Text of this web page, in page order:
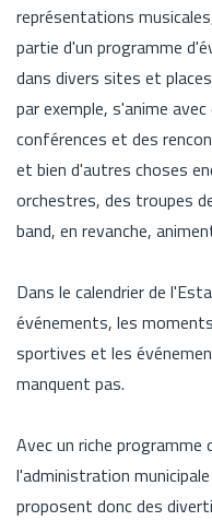
représentations
partie d'un programme
dans divers sites et
par exemple, s'anime
conférences et des
et bien d'autres choses
orchestres, des troupes
band, en revanche,
Dans le calendrier de
événements, les
sportives et les
manquent pas.
Avec un riche programme
l'administration
proposent donc des